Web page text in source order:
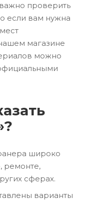
проверить
если вам нужна
магазине
можно
широко
ремонте,
сферах.
варианты